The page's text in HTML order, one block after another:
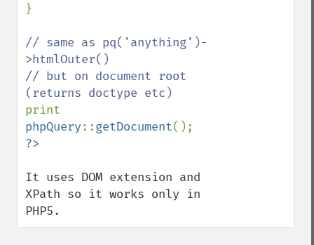
}
// same as pq('anything')-
>htmlOuter()
// but on document root
phpQuery::getDocument
It uses DOM extension and
XPath so it works only in
PHP5.